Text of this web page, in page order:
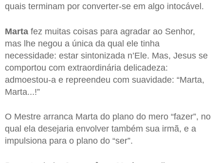
quais terminam por converter-se em algo intocável.
Marta fez muitas coisas para agradar ao Senhor,
mas lhe negou a única da qual ele tinha
necessidade: estar sintonizada n’Ele. Mas, Jesus se
comportou com extraordinária delicadeza:
admoestou-a e repreendeu com suavidade: “Marta,
Marta...!”
O Mestre arranca Marta do plano do mero “fazer”, no
qual ela desejaria envolver também sua irmã, e a
impulsiona para o plano do “ser”.